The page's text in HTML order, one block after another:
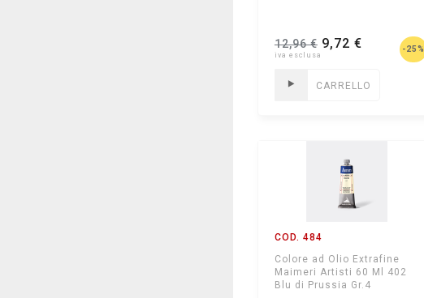
12,96 €9,72 € -25%
CARRELLO
COD. 484
Colore ad Olio Extrafine
Maimeri Artisti 60 Ml 402
Blu di Prussia Gr.4